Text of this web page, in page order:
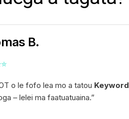
B.
⭐
o le fofo lea mo a tatou Keyword
– lelei ma faatuatuaina.”